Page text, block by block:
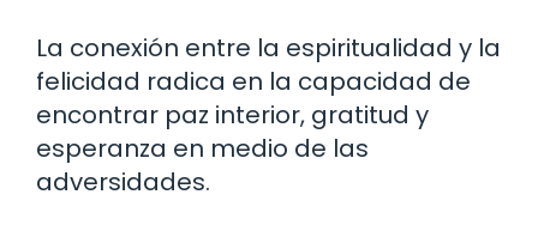
La conexión entre la espiritualidad y la
felicidad radica en la capacidad de
encontrar paz interior, gratitud y
esperanza en medio de las
adversidades.